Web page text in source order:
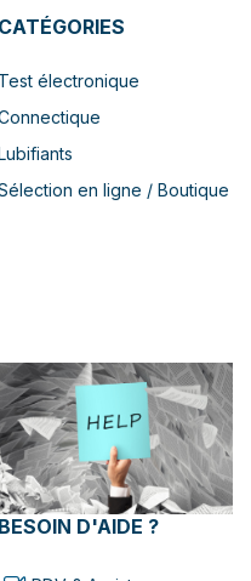
CATÉGORIES
Test électronique
en ligne / Boutique
BESOIN D'AIDE ?